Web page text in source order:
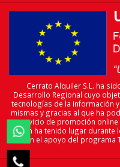


Cerrato Alquiler S.L. ha
Desarrollo Regional cuyo
tecnologías de la información
mismas y gracias al que ha
servicio de promoción online
acción ha tenido lugar durante
con el apoyo del programa